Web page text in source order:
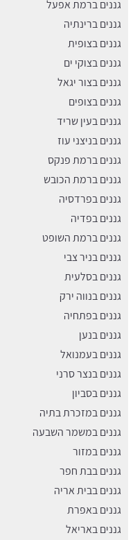
גננים ברמת אפעל
גננים ברינתיה
גננים בצופית
גננים בצוקי ים
גננים בצור יגאל
גננים בצופים
גננים בעין שריד
גננים בניצני עוז
גננים ברמת פנקס
גננים ברמת הכובש
גננים בפרדסיה
גננים בפדיה
גננים ברמת השופט
גננים בניר צבי
גננים בסלעית
גננים בנווה ירק
גננים בפתחיה
גננים בנען
גננים בעמנואל
גננים בנצר סרני
גננים בסביון
גננים במזכרת בתיה
גננים במשמר השבעה
גננים במזור
גננים בבת חפר
גננים בבית אריה
גננים באפרת
גננים באריאל